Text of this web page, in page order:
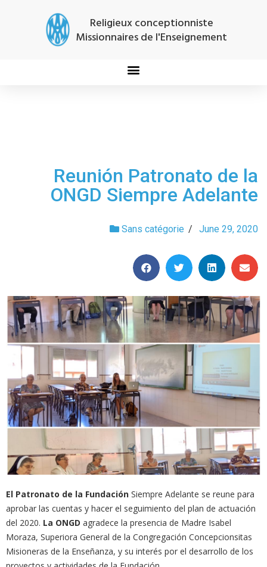
Religieux conceptionniste
Missionnaires de l'Enseignement
Reunión Patronato de la
ONGD Siempre Adelante
Sans catégorie / June 29, 2020
El Patronato de la Fundación Siempre Adelante se reune para
aprobar las cuentas y hacer el seguimiento del plan de actuación
del 2020. La ONGD agradece la presencia de Madre Isabel
Moraza, Superiora General de la Congregación Concepcionsitas
Misioneras de la Enseñanza, y su interés por el desarrollo de los